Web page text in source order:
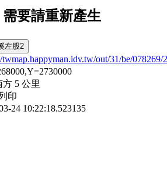
要請重新產生
左股2
twmap.happyman.idv.tw/out/31/be/
5 公里
印
24 10:22:18.523135